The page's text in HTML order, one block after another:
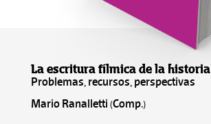
La escritura fílmica de la historia
Problemas, recursos, perspectivas
Mario Ranalletti (Comp.)